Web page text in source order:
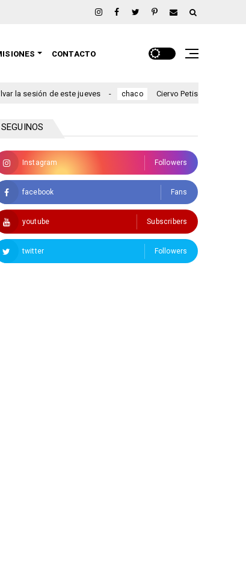
CONTACTO
este jueves chaco Ciervo Petiso, Chaco chaco
SEGUINOS
Instagram Followers
facebook Fans
youtube Subscribers
twitter Followers